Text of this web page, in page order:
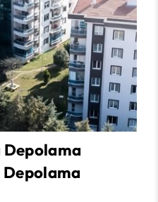
Depolama
Depolama